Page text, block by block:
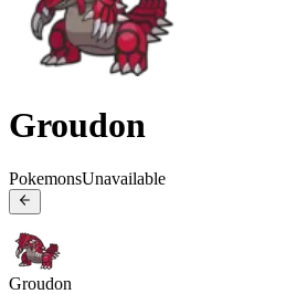
Groudon
PokemonsUnavailable
Groudon